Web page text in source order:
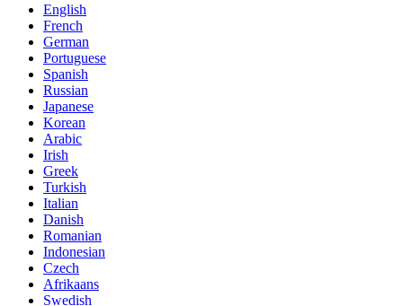
English
French
German
Portuguese
Spanish
Russian
Japanese
Korean
Arabic
Irish
Greek
Turkish
Italian
Danish
Romanian
Indonesian
Czech
Afrikaans
Swedish